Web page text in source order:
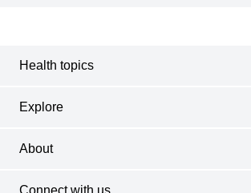
Health topics
Explore
About